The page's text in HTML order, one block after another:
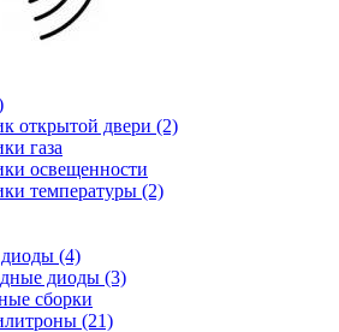
открытой двери (2)
газа
освещенности
температуры (2)
(4)
диоды (3)
сборки
(21)